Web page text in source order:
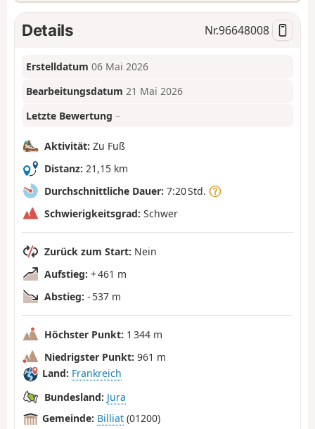
Details Nr.96648008
Erstelldatum 06 Mai 2026
Bearbeitungsdatum 21 Mai 2026
Letzte Bewertung –
Aktivität: Zu Fuß
Distanz: 21,15 km
Durchschnittliche Dauer: 7:20 Std.
Schwierigkeitsgrad: Schwer
Zurück zum Start: Nein
Aufstieg: + 461 m
Abstieg: - 537 m
Höchster Punkt: 1 344 m
Niedrigster Punkt: 961 m
Land: Frankreich
Bundesland: Jura
Gemeinde: Billiat (01200)